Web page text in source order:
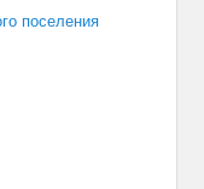
поселения